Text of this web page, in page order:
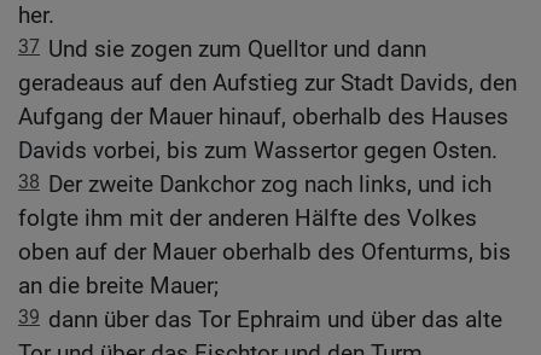
her.
37 Und sie zogen zum Quelltor und dann
geradeaus auf den Aufstieg zur Stadt Davids, den
Aufgang der Mauer hinauf, oberhalb des Hauses
Davids vorbei, bis zum Wassertor gegen Osten.
38 Der zweite Dankchor zog nach links, und ich
folgte ihm mit der anderen Hälfte des Volkes
oben auf der Mauer oberhalb des Ofenturms, bis
an die breite Mauer;
39 dann über das Tor Ephraim und über das alte